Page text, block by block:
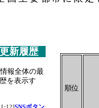
順位
新履歴
報全体の最
を表示す